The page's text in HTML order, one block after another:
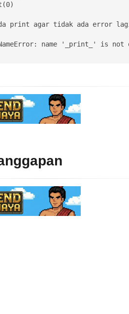
print agar tidak ada error
name '_print_' is not